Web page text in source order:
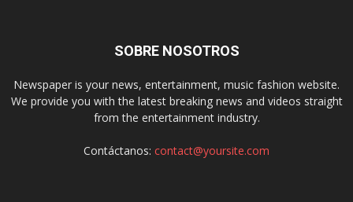
SOBRE NOSOTROS
Newspaper is your news, entertainment, music fashion website.
We provide you with the latest breaking news and videos straight
from the entertainment industry.
Contáctanos: contact@yoursite.com